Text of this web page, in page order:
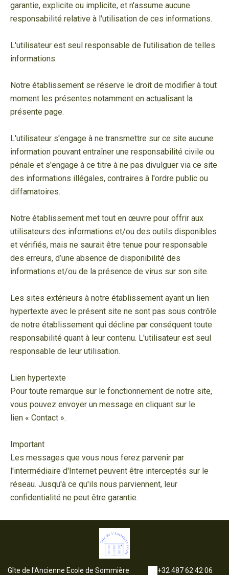
garantie, explicite ou implicite, et n'assume aucune
responsabilité relative à l'utilisation de ces informations.
L'utilisateur est seul responsable de l'utilisation de telles
informations.
Notre établissement se réserve le droit de modifier à tout
moment les présentes notamment en actualisant la
présente page.
L'utilisateur s'engage à ne transmettre sur ce site aucune
information pouvant entraîner une responsabilité civile ou
pénale et s'engage à ce titre à ne pas divulguer via ce site
des informations illégales, contraires à l'ordre public ou
diffamatoires.
Notre établissement met tout en œuvre pour offrir aux
utilisateurs des informations et/ou des outils disponibles
et vérifiés, mais ne saurait être tenue pour responsable
des erreurs, d’une absence de disponibilité des
informations et/ou de la présence de virus sur son site.
Les sites extérieurs à notre établissement ayant un lien
hypertexte avec le présent site ne sont pas sous contrôle
de notre établissement qui décline par conséquent toute
responsabilité quant à leur contenu. L'utilisateur est seul
responsable de leur utilisation.
Lien hypertexte
Pour toute remarque sur le fonctionnement de notre site,
vous pouvez envoyer un message en cliquant sur le
lien « Contact ».
Important
Les messages que vous nous ferez parvenir par
l'intermédiaire d'Internet peuvent être interceptés sur le
réseau. Jusqu'à ce qu'ils nous parviennent, leur
confidentialité ne peut être garantie.
Gîte de l'Ancienne Ecole de Sommière +32 487 62 42 06